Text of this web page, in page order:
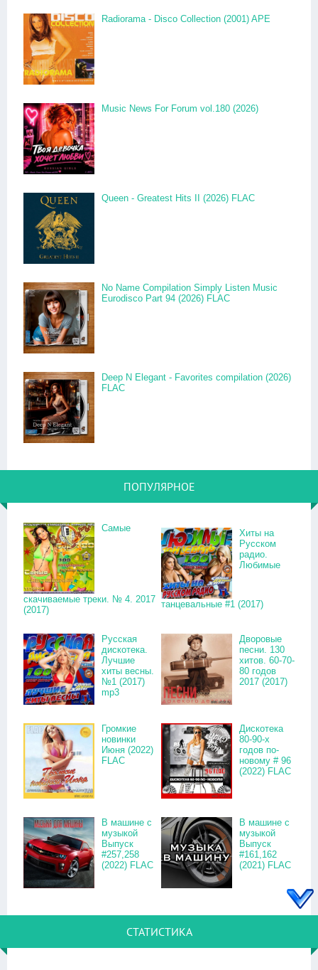
Radiorama - Disco Collection (2001) APE
Music News For Forum vol.180 (2026)
Queen - Greatest Hits II (2026) FLAC
No Name Compilation Simply Listen Music
Eurodisco Part 94 (2026) FLAC
Deep N Elegant - Favorites compilation (2026)
FLAC
ПОПУЛЯРНОЕ
Самые
скачиваемые треки. № 4. 2017
(2017)
Хиты на
Русском
радио.
Любимые
танцевальные #1 (2017)
Русская
дискотека.
Лучшие
хиты весны.
№1 (2017)
mp3
Дворовые
песни. 130
хитов. 60-70-
80 годов
2017 (2017)
Громкие
новинки
Июня (2022)
FLAC
Дискотека
80-90-х
годов по-
новому # 96
(2022) FLAC
В машине с
музыкой
Выпуск
#257,258
(2022) FLAC
В машине с
музыкой
Выпуск
#161,162
(2021) FLAC
СТАТИСТИКА